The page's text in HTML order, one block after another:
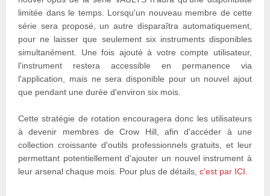
limitée dans le temps. Lorsqu'un nouveau membre de cette
série sera proposé, un autre disparaîtra automatiquement,
pour ne laisser que seulement six instruments disponibles
simultanément. Une fois ajouté à votre compte utilisateur,
l'instrument restera accessible en permanence via
l'application, mais ne sera disponible pour un nouvel ajout
que pendant une durée d'environ six mois.
Cette stratégie de rotation encouragera donc les utilisateurs
à devenir membres de Crow Hill, afin d'accéder à une
collection croissante d'outils professionnels gratuits, et leur
permettant potentiellement d'ajouter un nouvel instrument à
leur arsenal chaque mois. Pour plus de détails, c'est par ICI.